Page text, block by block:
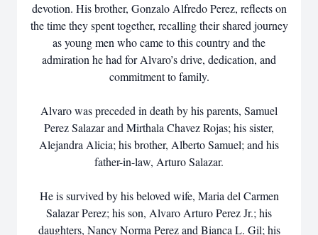
devotion. His brother, Gonzalo Alfredo Perez, reflects on
the time they spent together, recalling their shared journey
as young men who came to this country and the
admiration he had for Alvaro’s drive, dedication, and
commitment to family.
Alvaro was preceded in death by his parents, Samuel
Perez Salazar and Mirthala Chavez Rojas; his sister,
Alejandra Alicia; his brother, Alberto Samuel; and his
father-in-law, Arturo Salazar.
He is survived by his beloved wife, Maria del Carmen
Salazar Perez; his son, Alvaro Arturo Perez Jr.; his
daughters, Nancy Norma Perez and Bianca L. Gil; his